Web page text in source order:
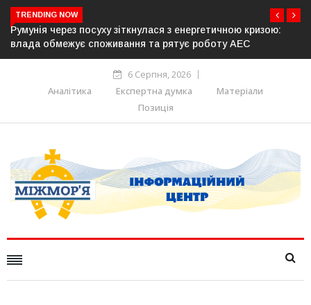
TRENDING NOW
Латвія готова направити до 20 військових для операцій із
розблокування Ормузької протоки
6 Серпня, 2026
Аналітика
Експертна думка
Матеріали
Позиція